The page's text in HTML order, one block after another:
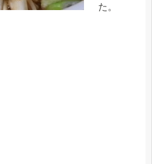
た。